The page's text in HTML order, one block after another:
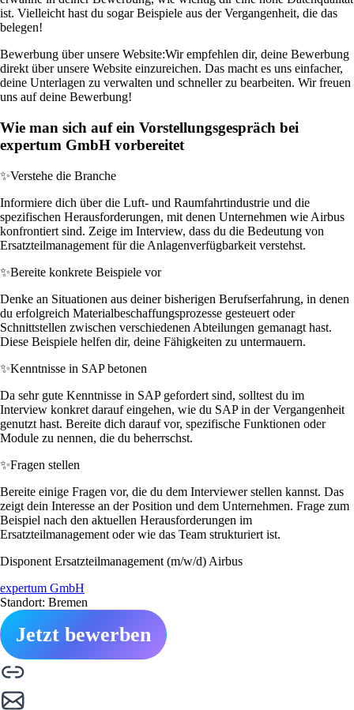
ist. Vielleicht hast du sogar Beispiele aus der Vergangenheit, die das
belegen!
Bewerbung über unsere Website:Wir empfehlen dir, deine Bewerbung
direkt über unsere Website einzureichen. Das macht es uns einfacher,
deine Unterlagen zu verwalten und schneller zu bearbeiten. Wir freuen
uns auf deine Bewerbung!
Wie man sich auf ein Vorstellungsgespräch bei
expertum GmbH vorbereitet
✨Verstehe die Branche
Informiere dich über die Luft- und Raumfahrtindustrie und die
spezifischen Herausforderungen, mit denen Unternehmen wie Airbus
konfrontiert sind. Zeige im Interview, dass du die Bedeutung von
Ersatzteilmanagement für die Anlagenverfügbarkeit verstehst.
✨Bereite konkrete Beispiele vor
Denke an Situationen aus deiner bisherigen Berufserfahrung, in denen
du erfolgreich Materialbeschaffungsprozesse gesteuert oder
Schnittstellen zwischen verschiedenen Abteilungen gemanagt hast.
Diese Beispiele helfen dir, deine Fähigkeiten zu untermauern.
✨Kenntnisse in SAP betonen
Da sehr gute Kenntnisse in SAP gefordert sind, solltest du im
Interview konkret darauf eingehen, wie du SAP in der Vergangenheit
genutzt hast. Bereite dich darauf vor, spezifische Funktionen oder
Module zu nennen, die du beherrschst.
✨Fragen stellen
Bereite einige Fragen vor, die du dem Interviewer stellen kannst. Das
zeigt dein Interesse an der Position und dem Unternehmen. Frage zum
Beispiel nach den aktuellen Herausforderungen im
Ersatzteilmanagement oder wie das Team strukturiert ist.
Disponent Ersatzteilmanagement (m/w/d) Airbus
expertum GmbH
Standort: Bremen
Jetzt bewerben